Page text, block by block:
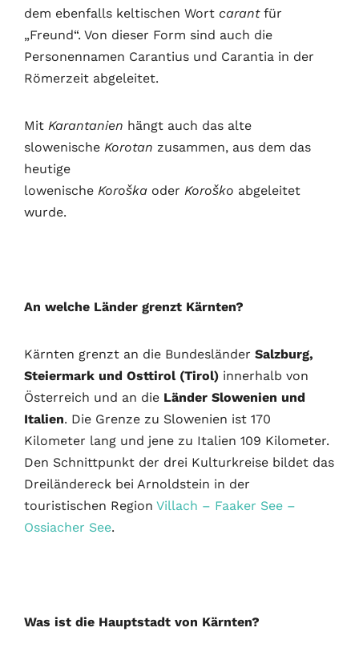
dem ebenfalls keltischen Wort carantfür
„Freund“. Von dieser Form sind auch die
Personennamen Carantius und Carantia in der
Römerzeit abgeleitet.
Mit Karantanien hängt auch das alte
slowenische Korotan zusammen, aus dem das
heutige
lowenische Koroška oder Koroško abgeleitet
wurde.
An welche Länder grenzt Kärnten?
Kärnten grenzt an die Bundesländer Salzburg,
Steiermark und Osttirol (Tirol) innerhalb von
Österreich und an die Länder Slowenien und
Italien. Die Grenze zu Slowenien ist 170
Kilometer lang und jene zu Italien 109 Kilometer.
Den Schnittpunkt der drei Kulturkreise bildet das
Dreiländereck bei Arnoldstein in der
touristischen Region Villach – Faaker See –
Ossiacher See.
Was ist die Hauptstadt von Kärnten?